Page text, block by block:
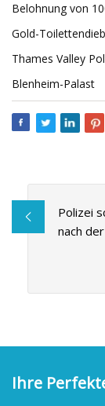
Belohnung von
Gold-
Thames Valley
Blenheim-Palast
Polizei
nach
Ihre